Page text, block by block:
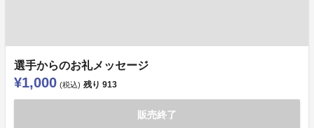
選手からのお礼メッセージ
¥1,000 (税込) 残り 913
販売終了